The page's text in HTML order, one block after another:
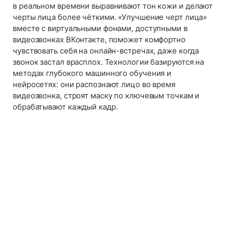
в реальном времени выравнивают тон кожи и делают
черты лица более чёткими. «Улучшение черт лица»
вместе с виртуальными фонами, доступными в
видеозвонках ВКонтакте, поможет комфортно
чувствовать себя на онлайн-встречах, даже когда
звонок застал врасплох. Технологии базируются на
методах глубокого машинного обучения и
нейросетях: они распознают лицо во время
видеозвонка, строят маску по ключевым точкам и
обрабатывают каждый кадр.